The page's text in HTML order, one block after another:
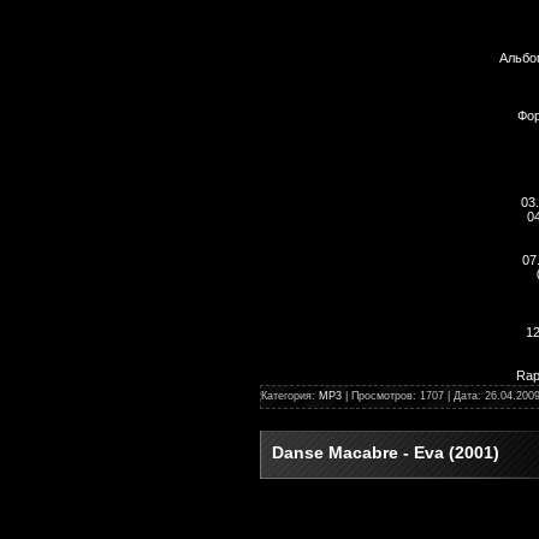
Категория: MP3 | Просмотров: 1707 | Дата: 26.04.2009
Danse Macabre - Eva (2001)